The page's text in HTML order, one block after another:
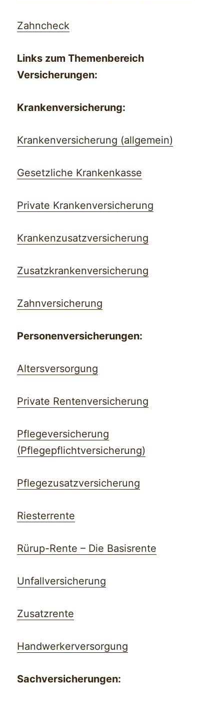
Zahncheck
Links zum Themenbereich
Versicherungen:
Krankenversicherung:
Krankenversicherung (allgemein)
Gesetzliche Krankenkasse
Private Krankenversicherung
Krankenzusatzversicherung
Zusatzkrankenversicherung
Zahnversicherung
Personenversicherungen:
Altersversorgung
Private Rentenversicherung
Pflegeversicherung
(Pflegepflichtversicherung)
Pflegezusatzversicherung
Riesterrente
Rürup-Rente – Die Basisrente
Unfallversicherung
Zusatzrente
Handwerkerversorgung
Sachversicherungen: